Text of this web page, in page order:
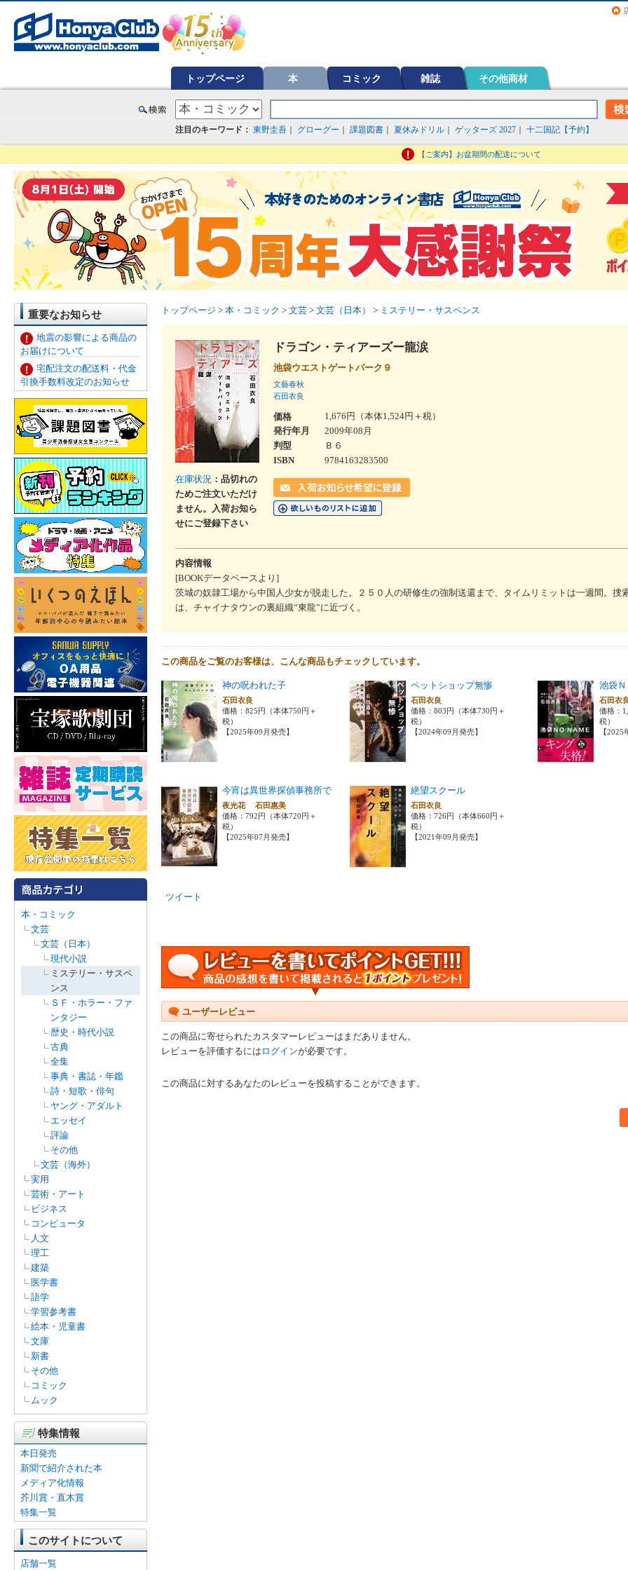
トップページ 本 コミック 雑誌 その他商材
注目のキーワード： 東野圭吾 グローグー 課題図書 夏休みドリル ゲッターズ 2027 十二国記【予約】
【ご案内】お盆期間の配送について
重要なお知らせ
地震の影響による商品の
お届けについて
宅配注文の配送料・代金
引換手数料改定のお知らせ
本・コミック
文芸
文芸（日本）
現代小説
ミステリー・サスペ
ンス
ＳＦ・ホラー・ファ
ンタジー
歴史・時代小説
古典
全集
事典・書誌・年鑑
詩・短歌・俳句
ヤング・アダルト
エッセイ
評論
その他
文芸（海外）
実用
芸術・アート
ビジネス
コンピュータ
人文
理工
建築
医学書
語学
学習参考書
絵本・児童書
文庫
新書
その他
コミック
ムック
特集情報
本日発売
新聞で紹介された本
メディア化情報
芥川賞・直木賞
特集一覧
このサイトについて
店舗一覧
トップページ > 本・コミック > 文芸 > 文芸（日本） > ミステリー・サスペンス
在庫状況 ：品切れの
ためご注文いただけ
ません。入荷お知ら
せにご登録下さい
ドラゴン・ティアーズー龍涙
池袋ウエストゲートパーク９
文藝春秋
石田衣良
価格
1,676円（本体1,524円＋税）
発行年月
2009年08月
判型
Ｂ６
ISBN
9784163283500
内容情報
[BOOKデータベースより]
茨城の奴隷工場から中国人少女が脱走した。２５０人の研修生の強制送還まで、タイムリミットは一週間。捜
は、チャイナタウンの裏組織“東龍”に近づく。
この商品をご覧のお客様は、こんな商品もチェックしています。
神の呪われた子
石田衣良
価格：825円（本体750円＋
税）
【2025年09月発売】
ペットショップ無惨
石田衣良
価格：803円（本体730円＋
税）
【2024年09月発売】
池袋
石田衣
価格：
税）
【2025
今宵は異世界探偵事務所で
夜光花 石田惠美
価格：792円（本体720円＋
税）
【2025年07月発売】
絶望スクール
石田衣良
価格：726円（本体660円＋
税）
【2021年09月発売】
ツイート
ユーザーレビュー
この商品に寄せられたカスタマーレビューはまだありません。
レビューを評価するには ログインが必要です。
この商品に対するあなたのレビューを投稿することができます。